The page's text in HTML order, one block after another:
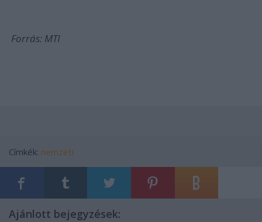
Forrás: MTI
Címkék: nemzeti
Ajánlott bejegyzések: